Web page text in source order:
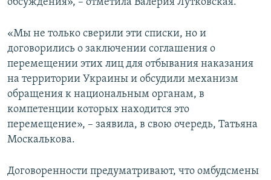
обсуждения», – отметила Валерия Лутковская.
«Мы не только сверили эти списки, но и
договорились о заключении соглашения о
перемещении этих лиц для отбывания наказания
на территории Украины и обсудили механизм
обращения к национальным органам, в
компетенции которых находится это
перемещение», – заявила, в свою очередь, Татьяна
Москалькова.
Договоренности предуматривают, что омбудсмены